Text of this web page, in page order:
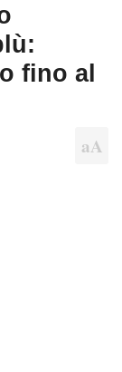
fino al